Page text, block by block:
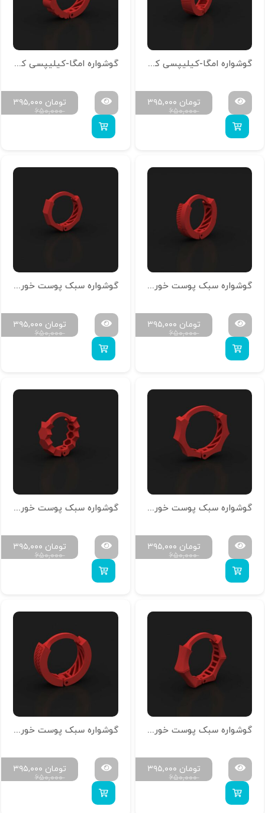
گوشواره امگا-کیلیپسی کد g-n-12
۶۵۰,۰۰۰
۳۹۵,۰۰۰ تومان
گوشواره امگا-کیلیپسی کد g-n-11
۶۵۰,۰۰۰
۳۹۵,۰۰۰ تومان
گوشواره سبک پوست خور امگا-کلیپسی کد N-G-10
۶۵۰,۰۰۰
۳۹۵,۰۰۰ تومان
گوشواره سبک پوست خور امگا-کلیپسی کد N-G-09
۶۵۰,۰۰۰
۳۹۵,۰۰۰ تومان
گوشواره سبک پوست خور امگا-کلیپسی کد N-G-08
۶۵۰,۰۰۰
۳۹۵,۰۰۰ تومان
گوشواره سبک پوست خور امگا-کلیپسی کد N-G-07
۶۵۰,۰۰۰
۳۹۵,۰۰۰ تومان
گوشواره سبک پوست خور امگا-کلیپسی کد N-G-06
۶۵۰,۰۰۰
۳۹۵,۰۰۰ تومان
گوشواره سبک پوست خور امگا-کلیپسی کد N-G-03
۶۵۰,۰۰۰
۳۹۵,۰۰۰ تومان